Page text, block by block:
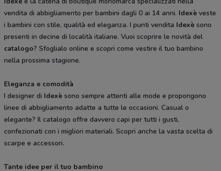
vendita di abbigliamento per bambini dagli 0 ai 14 anni. Idexè veste
i bambini con stile, qualità ed eleganza. I punti vendita Idexè sono
presenti in decine di località italiane. Vuoi scoprire le novità del
catalogo? Sfoglialo online e scopri come vestire il tuo bambino
nella prossima stagione.
Eleganza e comodità
I designer di Idexè sono sempre attenti alle mode e propongono
linee di abbigliamento adatte a tutte le occasioni. Casual o
elegante? Il catalogo offre davvero capi per tutti i gusti,
confezionati con i migliori materiali. Scopri anche la vasta scelta di
scarpe e accessori.
Tante idee per il tuo bambino